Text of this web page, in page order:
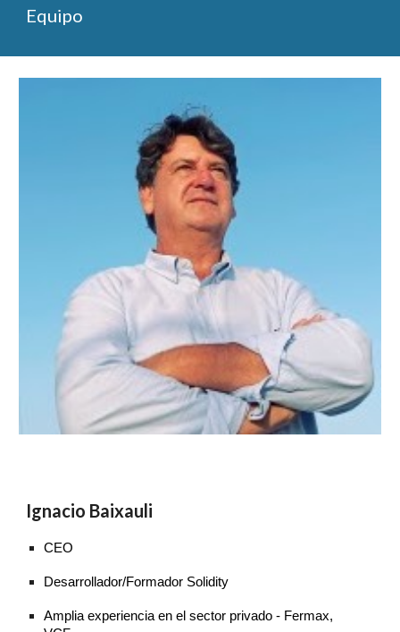
Equipo
Ignacio Baixauli
CEO
Desarrollador/Formador Solidity
Amplia experiencia en el sector privado - Fermax,